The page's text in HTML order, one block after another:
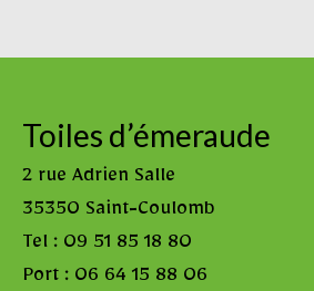
Toiles d’émeraude
2 rue Adrien Salle
35350 Saint-Coulomb
Tel : 09 51 85 18 80
Port : 06 64 15 88 06